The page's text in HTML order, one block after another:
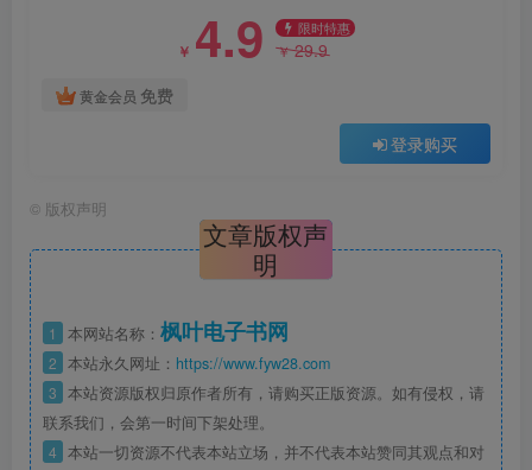
￥ 4.9 限时特惠
￥29.9
黄金会员 免费
登录购买
© 版权声明
文章版权声
明
1 本网站名称： 枫叶电子书网
2 本站永久网址： https://www.fyw28.com
3 本站资源版权归原作者所有，请购买正版资源。如有侵权，请
联系我们，会第一时间下架处理。
4 本站一切资源不代表本站立场，并不代表本站赞同其观点和对